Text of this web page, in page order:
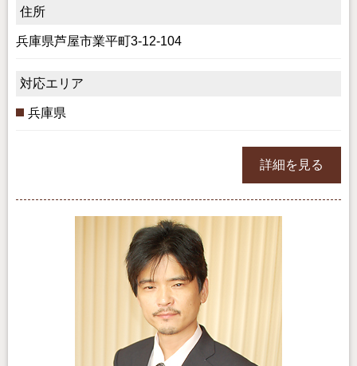
住所
兵庫県芦屋市業平町3-12-104
対応エリア
兵庫県
詳細を見る